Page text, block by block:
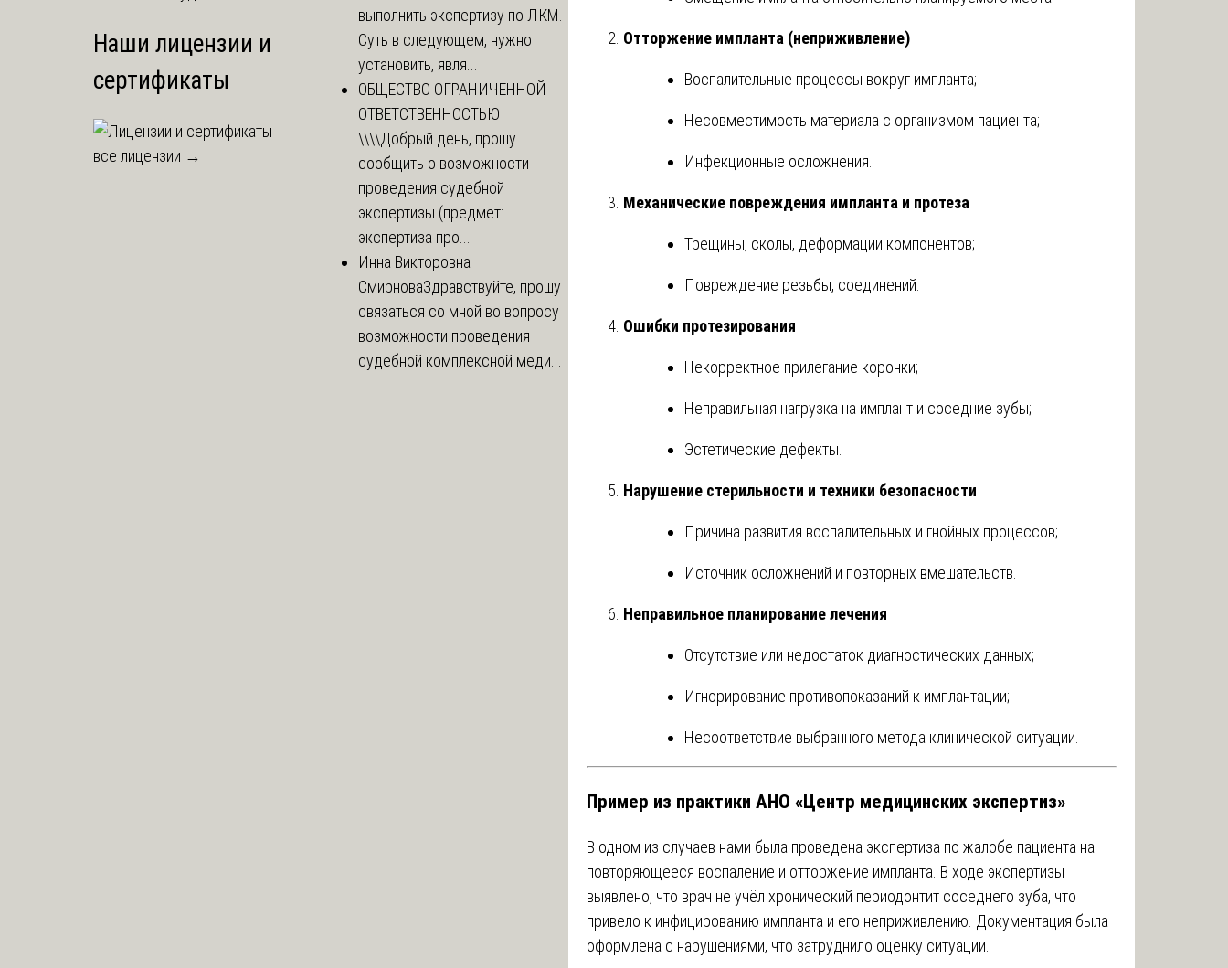
Отторжение импланта (неприживление)
Воспалительные процессы вокруг импланта;
Несовместимость материала с организмом пациента;
Инфекционные осложнения.
Механические повреждения импланта и протеза
Трещины, сколы, деформации компонентов;
Повреждение резьбы, соединений.
Ошибки протезирования
Некорректное прилегание коронки;
Неправильная нагрузка на имплант и соседние зубы;
Эстетические дефекты.
Нарушение стерильности и техники безопасности
Причина развития воспалительных и гнойных процессов;
Источник осложнений и повторных вмешательств.
Неправильное планирование лечения
Отсутствие или недостаток диагностических данных;
Игнорирование противопоказаний к имплантации;
Несоответствие выбранного метода клинической ситуации.
Пример из практики АНО «Центр медицинских экспертиз»
В одном из случаев нами была проведена экспертиза по жалобе пациента на
повторяющееся воспаление и отторжение импланта. В ходе экспертизы
выявлено, что врач не учёл хронический периодонтит соседнего зуба, что
привело к инфицированию импланта и его неприживлению. Документация была
оформлена с нарушениями, что затруднило оценку ситуации.
Наши лицензии и
сертификаты
все лицензии →
выполнить экспертизу по ЛКМ.
Суть в следующем, нужно
установить, явля...
ОБЩЕСТВО ОГРАНИЧЕННОЙ
ОТВЕТСТВЕННОСТЬЮ
\\\\Добрый день, прошу
сообщить о возможности
проведения судебной
экспертизы (предмет:
экспертиза про...
Инна Викторовна
СмирноваЗдравствуйте, прошу
связаться со мной во вопросу
возможности проведения
судебной комплексной меди...